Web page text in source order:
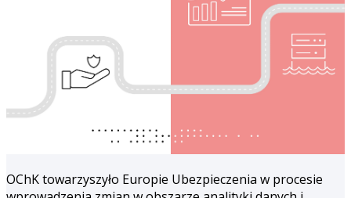
OChK towarzyszyło Europie Ubezpieczenia w procesie